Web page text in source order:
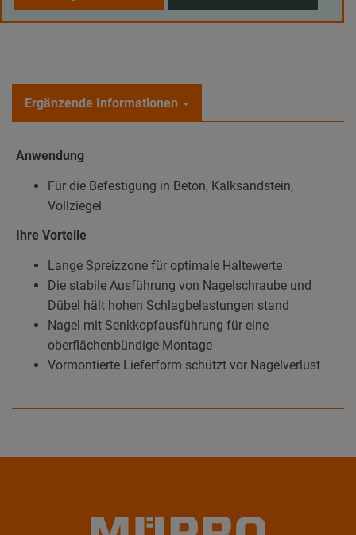
Ergänzende Informationen
Anwendung
Für die Befestigung in Beton, Kalksandstein,
Vollziegel
Ihre Vorteile
Lange Spreizzone für optimale Haltewerte
Die stabile Ausführung von Nagelschraube und
Dübel hält hohen Schlagbelastungen stand
Nagel mit Senkkopfausführung für eine
oberflächenbündige Montage
Vormontierte Lieferform schützt vor Nagelverlust